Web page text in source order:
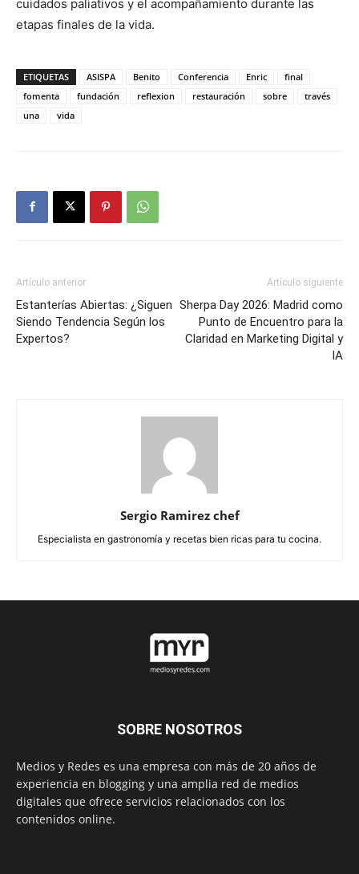
cuidados paliativos y el acompañamiento durante las
etapas finales de la vida.
ETIQUETAS ASISPA Benito Conferencia Enric
final
fomenta
fundación reflexion restauración sobre
través
una
vida
Artículo anterior
Estanterías Abiertas: ¿Siguen
Siendo Tendencia Según los
Expertos?
Artículo siguiente
Sherpa Day 2026: Madrid como
Punto de Encuentro para la
Claridad en Marketing Digital y
IA
Sergio Ramirez chef
Especialista en gastronomía y recetas bien ricas para tu cocina.
SOBRE NOSOTROS
Medios y Redes es una empresa con más de 20 años de
experiencia en blogging y una amplia red de medios
digitales que ofrece servicios relacionados con los
contenidos online.